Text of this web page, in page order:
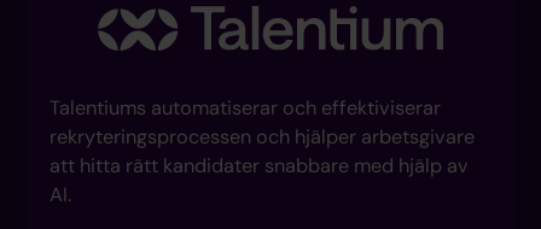
Talentiums automatiserar och effektiviserar
rekryteringsprocessen och hjälper arbetsgivare
att hitta rätt kandidater snabbare med hjälp av
AI.